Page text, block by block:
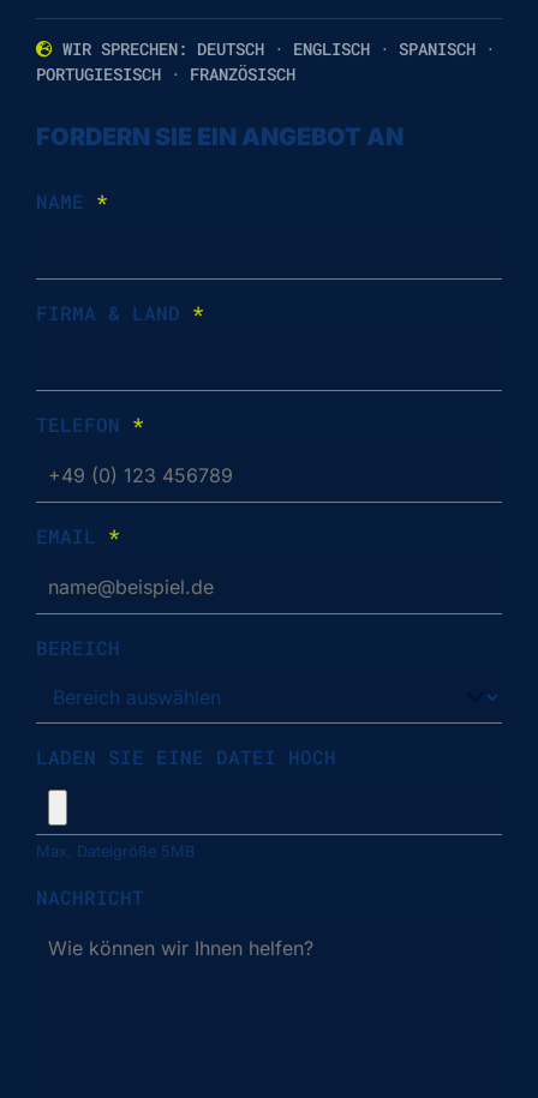
WIR SPRECHEN: DEUTSCH · ENGLISCH · SPANISCH ·
PORTUGIESISCH · FRANZÖSISCH
FORDERN SIE EIN ANGEBOT AN
NAME *
FIRMA & LAND *
TELEFON *
EMAIL *
BEREICH
LADEN SIE EINE DATEI HOCH
Max. Dateigröße 5MB
NACHRICHT